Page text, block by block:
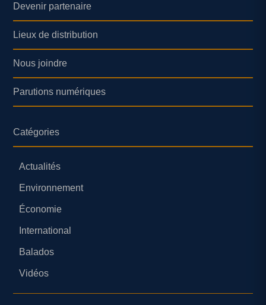
Devenir partenaire
Lieux de distribution
Nous joindre
Parutions numériques
Catégories
Actualités
Environnement
Économie
International
Balados
Vidéos